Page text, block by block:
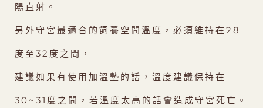
陽直射。
另外守宮最適合的飼養空間溫度，必須維持在28
度至32度之間，
建議如果有使用加溫墊的話，溫度建議保持在
30~31度之間，若溫度太高的話會造成守宮死亡。